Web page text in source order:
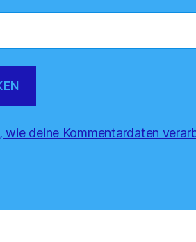
wie deine Kommentardaten